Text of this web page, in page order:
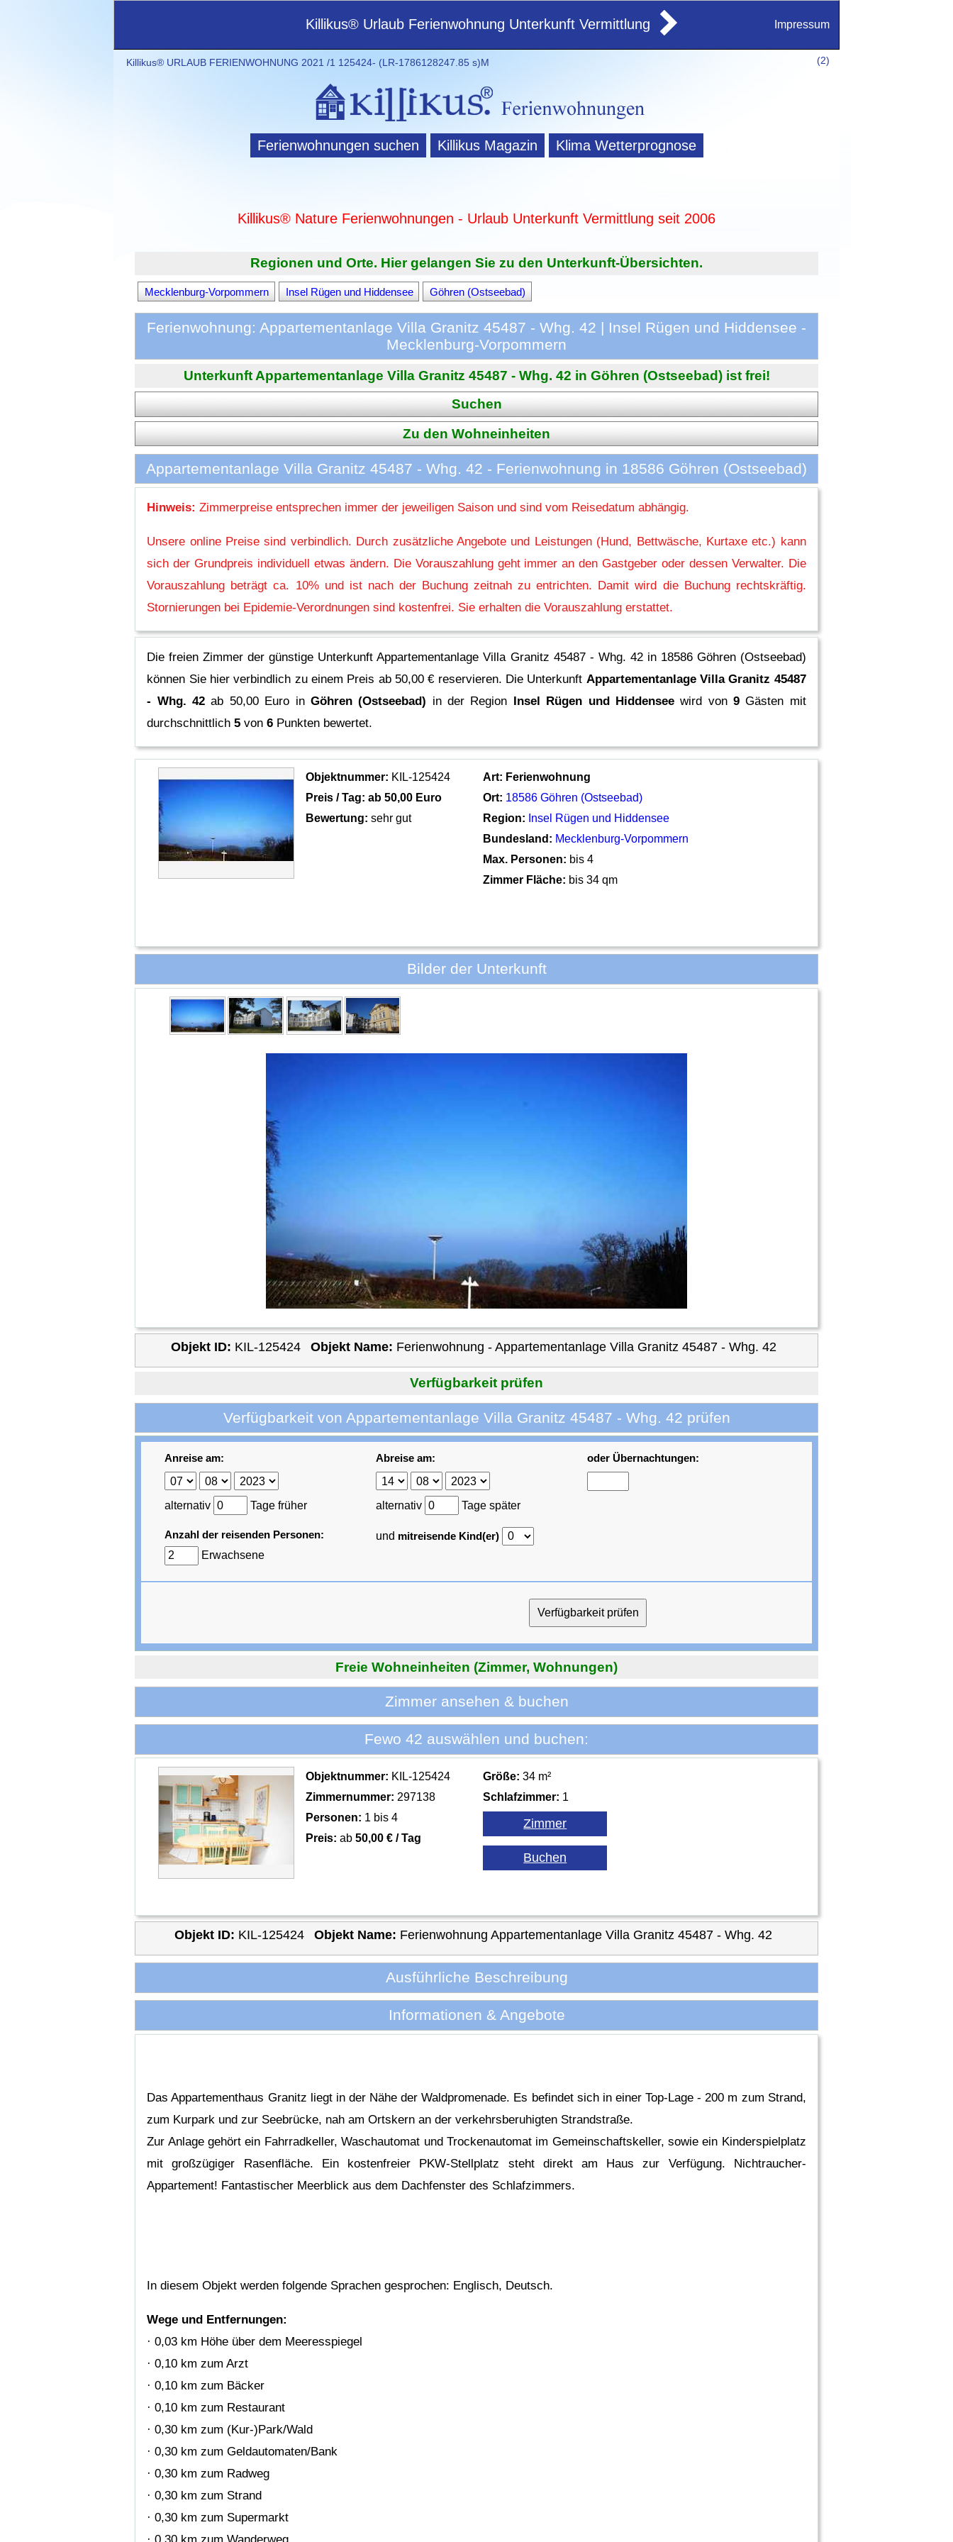
Killikus® Urlaub Ferienwohnung Unterkunft Vermittlung Impressum
(2)
Killikus® URLAUB FERIENWOHNUNG 2021 /1 125424- (LR-1786128247.85 s)M
Ferienwohnungen suchen Killikus Magazin Klima Wetterprognose
Killikus® Nature Ferienwohnungen - Urlaub Unterkunft Vermittlung seit 2006
Regionen und Orte. Hier gelangen Sie zu den Unterkunft-Übersichten.
Mecklenburg-Vorpommern Insel Rügen und Hiddensee Göhren (Ostseebad)
Ferienwohnung: Appartementanlage Villa Granitz 45487 - Whg. 42 | Insel Rügen und Hiddensee -
Mecklenburg-Vorpommern
Unterkunft Appartementanlage Villa Granitz 45487 - Whg. 42 in Göhren (Ostseebad) ist frei!
Suchen
Zu den Wohneinheiten
Appartementanlage Villa Granitz 45487 - Whg. 42 - Ferienwohnung in 18586 Göhren (Ostseebad)
Hinweis: Zimmerpreise entsprechen immer der jeweiligen Saison und sind vom Reisedatum abhängig.
Unsere online Preise sind verbindlich. Durch zusätzliche Angebote und Leistungen (Hund, Bettwäsche, Kurtaxe etc.) kann
sich der Grundpreis individuell etwas ändern. Die Vorauszahlung geht immer an den Gastgeber oder dessen Verwalter. Die
Vorauszahlung beträgt ca. 10% und ist nach der Buchung zeitnah zu entrichten. Damit wird die Buchung rechtskräftig.
Stornierungen bei Epidemie-Verordnungen sind kostenfrei. Sie erhalten die Vorauszahlung erstattet.
Die freien Zimmer der günstige Unterkunft Appartementanlage Villa Granitz 45487 - Whg. 42 in 18586 Göhren (Ostseebad)
können Sie hier verbindlich zu einem Preis ab 50,00 € reservieren. Die Unterkunft Appartementanlage Villa Granitz 45487
- Whg. 42 ab 50,00 Euro in Göhren (Ostseebad) in der Region Insel Rügen und Hiddenseewird von9 Gästen mit
durchschnittlich5 von6 Punkten bewertet.
Objektnummer: KIL-125424
Preis / Tag: ab 50,00 Euro
Bewertung: sehr gut
Art: Ferienwohnung
Ort: 18586 Göhren (Ostseebad)
Region: Insel Rügen und Hiddensee
Bundesland: Mecklenburg-Vorpommern
Max. Personen: bis 4
Zimmer Fläche: bis 34 qm
Bilder der Unterkunft
Objekt ID: KIL-125424 Objekt Name: Ferienwohnung - Appartementanlage Villa Granitz 45487 - Whg. 42
Verfügbarkeit prüfen
Verfügbarkeit von Appartementanlage Villa Granitz 45487 - Whg. 42 prüfen
Anreise am:
alternativ Tage früher
Abreise am:
alternativ Tage später
oder Übernachtungen:
Anzahl der reisenden Personen:
Erwachsene
und mitreisende Kind(er)
Freie Wohneinheiten (Zimmer, Wohnungen)
Zimmer ansehen & buchen
Fewo 42 auswählen und buchen:
Objektnummer: KIL-125424
Zimmernummer: 297138
Personen: 1 bis 4
Preis: ab50,00 € / Tag
Größe: 34 m²
Schlafzimmer: 1
Objekt ID: KIL-125424 Objekt Name: Ferienwohnung Appartementanlage Villa Granitz 45487 - Whg. 42
Ausführliche Beschreibung
Informationen & Angebote
Das Appartementhaus Granitz liegt in der Nähe der Waldpromenade. Es befindet sich in einer Top-Lage - 200 m zum Strand,
zum Kurpark und zur Seebrücke, nah am Ortskern an der verkehrsberuhigten Strandstraße.
Zur Anlage gehört ein Fahrradkeller, Waschautomat und Trockenautomat im Gemeinschaftskeller, sowie ein Kinderspielplatz
mit großzügiger Rasenfläche. Ein kostenfreier PKW-Stellplatz steht direkt am Haus zur Verfügung. Nichtraucher-
Appartement! Fantastischer Meerblick aus dem Dachfenster des Schlafzimmers.
In diesem Objekt werden folgende Sprachen gesprochen: Englisch, Deutsch.
Wege und Entfernungen:
· 0,03 km Höhe über dem Meeresspiegel
· 0,10 km zum Arzt
· 0,10 km zum Bäcker
· 0,10 km zum Restaurant
· 0,30 km zum (Kur-)Park/Wald
· 0,30 km zum Geldautomaten/Bank
· 0,30 km zum Radweg
· 0,30 km zum Strand
· 0,30 km zum Supermarkt